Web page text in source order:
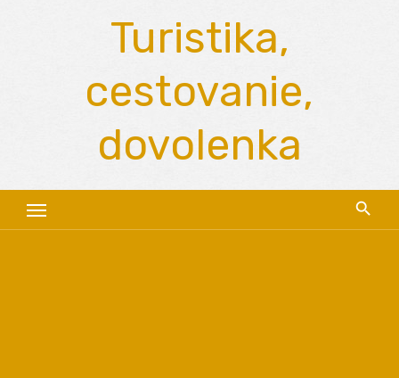
Turistika,
cestovanie,
dovolenka